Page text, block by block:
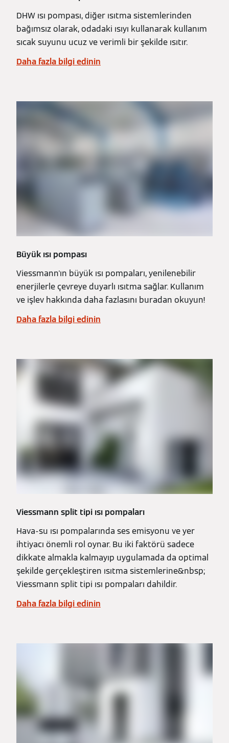
DHW ısı pompası, diğer ısıtma sistemlerinden
bağımsız olarak, odadaki ısıyı kullanarak kullanım
sıcak suyunu ucuz ve verimli bir şekilde ısıtır.
Daha fazla bilgi edinin
Büyük ısı pompası
Viessmann'ın büyük ısı pompaları, yenilenebilir
enerjilerle çevreye duyarlı ısıtma sağlar. Kullanım
ve işlev hakkında daha fazlasını buradan okuyun!
Daha fazla bilgi edinin
Viessmann split tipi ısı pompaları
Hava-su ısı pompalarında ses emisyonu ve yer
ihtiyacı önemli rol oynar. Bu iki faktörü sadece
dikkate almakla kalmayıp uygulamada da optimal
şekilde gerçekleştiren ısıtma sistemlerine&nbsp;
Viessmann split tipi ısı pompaları dahildir.
Daha fazla bilgi edinin